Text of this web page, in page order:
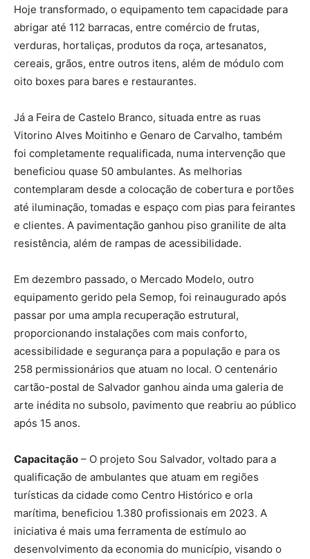
Hoje transformado, o equipamento tem capacidade para
abrigar até 112 barracas, entre comércio de frutas,
verduras, hortaliças, produtos da roça, artesanatos,
cereais, grãos, entre outros itens, além de módulo com
oito boxes para bares e restaurantes.
Já a Feira de Castelo Branco, situada entre as ruas
Vitorino Alves Moitinho e Genaro de Carvalho, também
foi completamente requalificada, numa intervenção que
beneficiou quase 50 ambulantes. As melhorias
contemplaram desde a colocação de cobertura e portões
até iluminação, tomadas e espaço com pias para feirantes
e clientes. A pavimentação ganhou piso granilite de alta
resistência, além de rampas de acessibilidade.
Em dezembro passado, o Mercado Modelo, outro
equipamento gerido pela Semop, foi reinaugurado após
passar por uma ampla recuperação estrutural,
proporcionando instalações com mais conforto,
acessibilidade e segurança para a população e para os
258 permissionários que atuam no local. O centenário
cartão-postal de Salvador ganhou ainda uma galeria de
arte inédita no subsolo, pavimento que reabriu ao público
após 15 anos.
Capacitação – O projeto Sou Salvador, voltado para a
qualificação de ambulantes que atuam em regiões
turísticas da cidade como Centro Histórico e orla
marítima, beneficiou 1.380 profissionais em 2023. A
iniciativa é mais uma ferramenta de estímulo ao
desenvolvimento da economia do município, visando o